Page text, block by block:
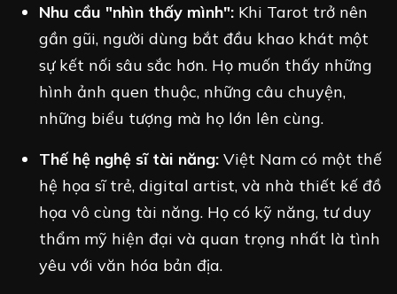
Nhu cầu "nhìn thấy mình": Khi Tarot trở nên
gần gũi, người dùng bắt đầu khao khát một
sự kết nối sâu sắc hơn. Họ muốn thấy những
hình ảnh quen thuộc, những câu chuyện,
những biểu tượng mà họ lớn lên cùng.
Thế hệ nghệ sĩ tài năng: Việt Nam có một thế
hệ họa sĩ trẻ, digital artist, và nhà thiết kế đồ
họa vô cùng tài năng. Họ có kỹ năng, tư duy
thẩm mỹ hiện đại và quan trọng nhất là tình
yêu với văn hóa bản địa.